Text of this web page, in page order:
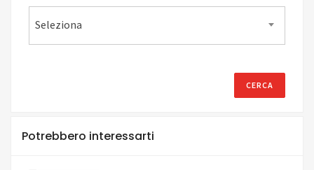
Seleziona
Potrebbero interessarti